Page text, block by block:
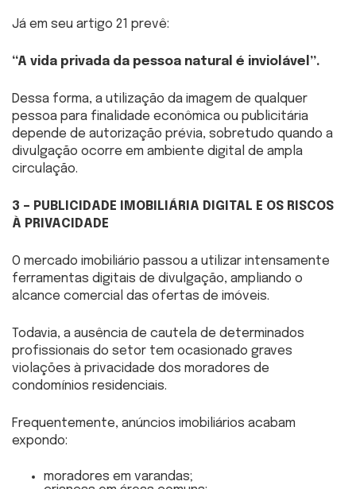
Já em seu artigo 21 prevê:
“A vida privada da pessoa natural é inviolável”.
Dessa forma, a utilização da imagem de qualquer
pessoa para finalidade econômica ou publicitária
depende de autorização prévia, sobretudo quando a
divulgação ocorre em ambiente digital de ampla
circulação.
3 – PUBLICIDADE IMOBILIÁRIA DIGITAL E OS RISCOS
À PRIVACIDADE
O mercado imobiliário passou a utilizar intensamente
ferramentas digitais de divulgação, ampliando o
alcance comercial das ofertas de imóveis.
Todavia, a ausência de cautela de determinados
profissionais do setor tem ocasionado graves
violações à privacidade dos moradores de
condomínios residenciais.
Frequentemente, anúncios imobiliários acabam
expondo:
moradores em varandas;